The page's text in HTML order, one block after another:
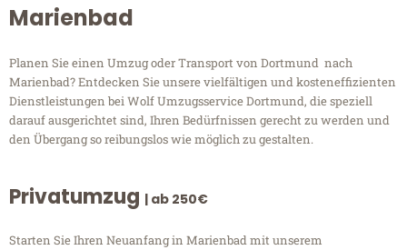
Marienbad
Planen Sie einen Umzug oder Transport von Dortmund nach
Marienbad? Entdecken Sie unsere vielfältigen und kosteneffizienten
Dienstleistungen bei Wolf Umzugsservice Dortmund, die speziell
darauf ausgerichtet sind, Ihren Bedürfnissen gerecht zu werden und
den Übergang so reibungslos wie möglich zu gestalten.
Privatumzug | ab 250€
Starten Sie Ihren Neuanfang in Marienbad mit unserem